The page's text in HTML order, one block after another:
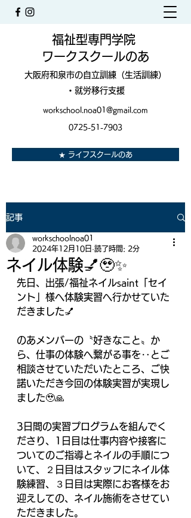
福祉型専門学院
ワークスクールのあ
大阪府和泉市の自立訓練（生活訓練）
・就労移行支援
workschool.noa01@gmail.com
0725-51-7903
★ ライフスクールのあ
記事
ネイル体験💅🥹✨
workschoolnoa01
2024年12月10日 読了時間: 2分
先日、出張/福祉ネイルsaint「セイ
ント」様へ体験実習へ行かせていた
だきました💅
のあメンバーの〝好きなこと〟か
ら、仕事の体験へ繋がる事を‥とご
相談させていただいたところ、ご快
諾いただき今回の体験実習が実現し
ました🥹🙏
3日間の実習プログラムを組んでく
ださり、1日目は仕事内容や接客に
ついてのご指導とネイルの手順につ
いて、２日目はスタッフにネイル体
験練習、３日目は実際にお客様をお
迎えしての、ネイル施術をさせてい
ただきました。